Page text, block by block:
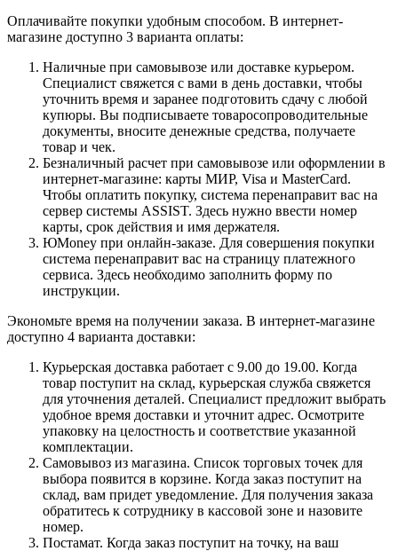
Оплачивайте покупки удобным способом. В интернет-
магазине доступно 3 варианта оплаты:
Наличные при самовывозе или доставке курьером.
Специалист свяжется с вами в день доставки, чтобы
уточнить время и заранее подготовить сдачу с любой
купюры. Вы подписываете товаросопроводительные
документы, вносите денежные средства, получаете
товар и чек.
Безналичный расчет при самовывозе или оформлении в
интернет-магазине: карты МИР, Visa и MasterCard.
Чтобы оплатить покупку, система перенаправит вас на
сервер системы ASSIST. Здесь нужно ввести номер
карты, срок действия и имя держателя.
ЮMoney при онлайн-заказе. Для совершения покупки
система перенаправит вас на страницу платежного
сервиса. Здесь необходимо заполнить форму по
инструкции.
Экономьте время на получении заказа. В интернет-магазине
доступно 4 варианта доставки:
Курьерская доставка работает с 9.00 до 19.00. Когда
товар поступит на склад, курьерская служба свяжется
для уточнения деталей. Специалист предложит выбрать
удобное время доставки и уточнит адрес. Осмотрите
упаковку на целостность и соответствие указанной
комплектации.
Самовывоз из магазина. Список торговых точек для
выбора появится в корзине. Когда заказ поступит на
склад, вам придет уведомление. Для получения заказа
обратитесь к сотруднику в кассовой зоне и назовите
номер.
Постамат. Когда заказ поступит на точку, на ваш